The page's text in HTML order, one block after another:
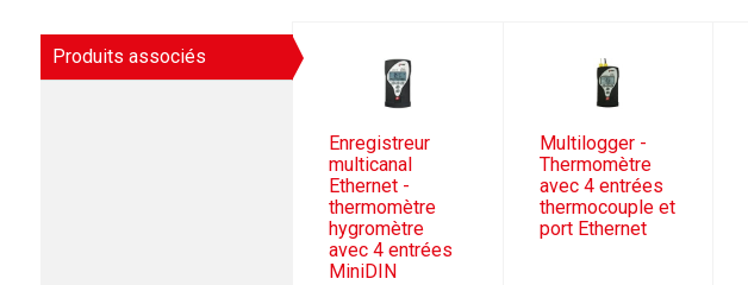
Produits associés
Enregistreur
multicanal
Ethernet -
thermomètre
hygromètre
avec 4 entrées
MiniDIN
Multilogger -
Thermomètre
avec 4 entrées
thermocouple et
port Ethernet